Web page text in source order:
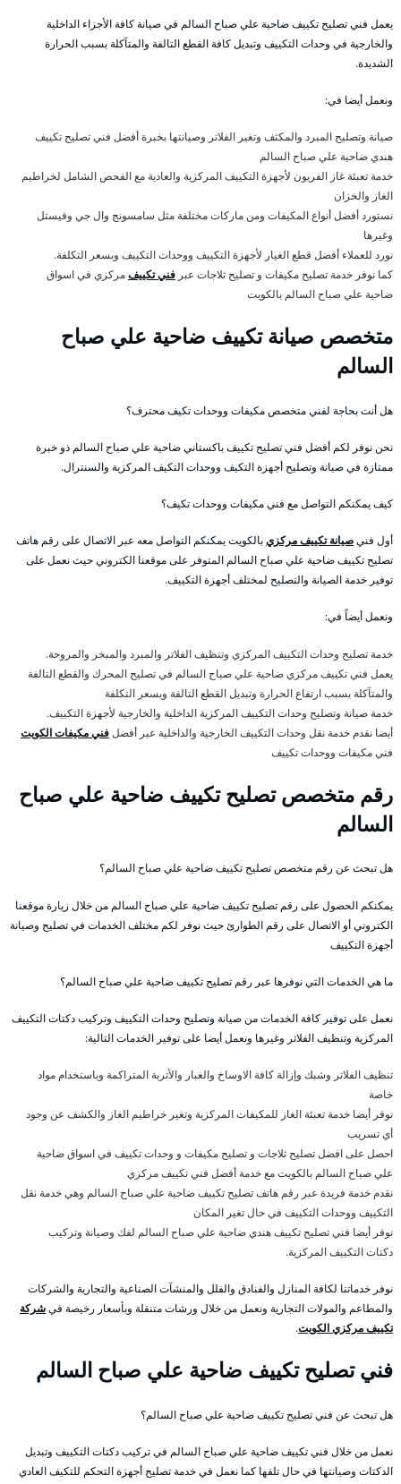
يعمل فني تصليح تكييف ضاحية علي صباح السالم في صيانة كافة الأجزاء الداخلية
والخارجية في وحدات التكييف وتبديل كافة القطع التالفة والمتآكلة بسبب الحرارة
الشديدة.
ونعمل أيضا في:
صيانة وتصليح المبرد والمكثف وتغير الفلاتر وصيانتها بخبرة أفضل فني تصليح تكييف
هندي ضاحية علي صباح السالم
خدمة تعبئة غاز الفريون لأجهزة التكييف المركزية والعادية مع الفحص الشامل لخراطيم
الغاز والخزان
نستورد أفضل أنواع المكيفات ومن ماركات مختلفة مثل سامسونج وال جي وفيستل
وغيرها
نورد للعملاء أفضل قطع الغيار لأجهزة التكييف ووحدات التكييف وبسعر التكلفة.
كما نوفر خدمة تصليح مكيفات و تصليح ثلاجات عبر فني تكييفمركزي في اسواق
ضاحية علي صباح السالم بالكويت
متخصص صيانة تكييف ضاحية علي صباح
السالم
هل أنت بحاجة لفني متخصص مكيفات ووحدات تكيف محترف؟
نحن نوفر لكم أفضل فني تصليح تكييف باكستاني ضاحية علي صباح السالم ذو خبرة
ممتازة في صيانة وتصليح أجهزة التكيف ووحدات التكيف المركزية والسنترال.
كيف يمكنكم التواصل مع فني مكيفات ووحدات تكيف؟
أول فنيصيانة تكييف مركزيبالكويت يمكنكم التواصل معه عبر الاتصال على رقم هاتف
تصليح تكييف ضاحية علي صباح السالم المتوفر على موقعنا الكتروني حيث نعمل على
توفير خدمة الصيانة والتصليح لمختلف أجهزة التكييف.
ونعمل أيضاً في:
خدمة تصليح وحدات التكييف المركزي وتنظيف الفلاتر والمبرد والمبخر والمروحة.
يعمل فني تكييف مركزي ضاحية علي صباح السالم في تصليح المحرك والقطع التالفة
والمتآكلة بسبب ارتفاع الحرارة وتبديل القطع التالفة وبسعر التكلفة
خدمة صيانة وتصليح وحدات التكييف المركزية الداخلية والخارجية لأجهزة التكييف.
أيضا نقدم خدمة نقل وحدات التكييف الخارجية والداخلية عبر أفضلفني مكيفات الكويت
فني مكيفات ووحدات تكييف
رقم متخصص تصليح تكييف ضاحية علي صباح
السالم
هل تبحث عن رقم متخصص تصليح تكييف ضاحية علي صباح السالم؟
يمكنكم الحصول على رقم تصليح تكييف ضاحية علي صباح السالم من خلال زيارة موقعنا
الكتروني أو الاتصال على رقم الطوارئ حيث نوفر لكم مختلف الخدمات في تصليح وصيانة
أجهزة التكييف
ما هي الخدمات التي نوفرها عبر رقم تصليح تكييف ضاحية علي صباح السالم؟
نعمل على توفير كافة الخدمات من صيانة وتصليح وحدات التكييف وتركيب دكتات التكييف
المركزية وتنظيف الفلاتر وغيرها ونعمل أيضا على توفير الخدمات التالية:
تنظيف الفلاتر وشبك وإزالة كافة الاوساخ والغبار والأتربة المتراكمة وباستخدام مواد
خاصة
نوفر أيضا خدمة تعبئة الغاز للمكيفات المركزية وتغير خراطيم الغاز والكشف عن وجود
أي تسريب
احصل على افضل تصليح ثلاجات و تصليح مكيفات و وحدات تكييف في اسواق ضاحية
علي صباح السالم بالكويت مع خدمة أفضل فني تكييف مركزي
نقدم خدمة فريدة عبر رقم هاتف تصليح تكييف ضاحية علي صباح السالم وهي خدمة نقل
التكييف ووحدات التكييف في حال تغير المكان
نوفر أيضا فني تصليح تكييف هندي ضاحية علي صباح السالم لفك وصيانة وتركيب
دكتات التكييف المركزية.
نوفر خدماتنا لكافة المنازل والفنادق والفلل والمنشآت الصناعية والتجارية والشركات
والمطاعم والمولات التجارية ونعمل من خلال ورشات متنقلة وبأسعار رخيصة فيشركة
تكييف مركزي الكويت.
فني تصليح تكييف ضاحية علي صباح السالم
هل تبحث عن فني تصليح تكييف ضاحية علي صباح السالم؟
نعمل من خلال فني تكييف ضاحية علي صباح السالم في تركيب دكتات التكييف وتبديل
الدكتات وصيانتها في حال تلفها كما نعمل في خدمة تصليح أجهزة التحكم للتكيف العادي